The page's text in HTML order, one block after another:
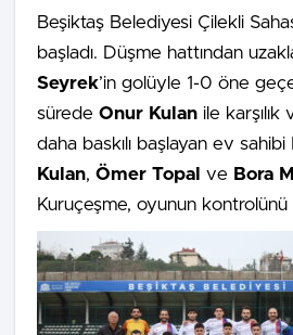
Beşiktaş Belediyesi Çilekli
başladı. Düşme hattından
Seyrek’in golüyle 1-0 öne
sürede Onur Kulan ile
daha baskılı başlayan ev
Kulan, Ömer Topal ve Bora
Kuruçeşme, oyunun